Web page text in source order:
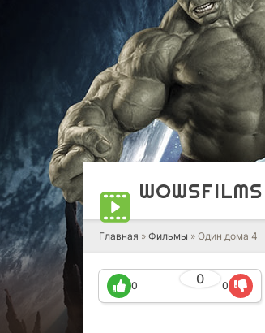
WOWSFILMS
Главная » Фильмы » Один дома 4
0
0 0